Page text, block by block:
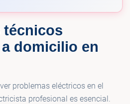
Services
técnicos
domicilio en
problemas eléctricos en el
profesional es esencial.